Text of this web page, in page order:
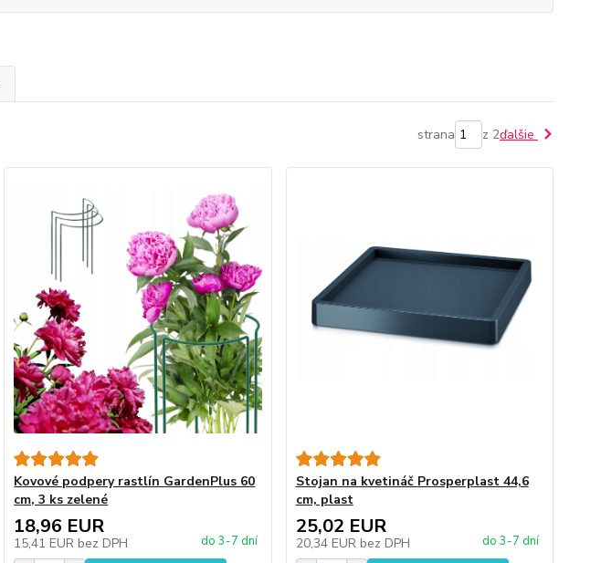
strana z 2ďalšie
Kovové podpery rastlín GardenPlus 60
cm, 3 ks zelené
18,96 EUR
15,41 EUR bez DPH do 3-7 dní
Stojan na kvetináč Prosperplast 44,6
cm, plast
25,02 EUR
20,34 EUR bez DPH do 3-7 dní